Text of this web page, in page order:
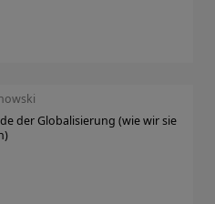
der Globalisierung (wie wir sie